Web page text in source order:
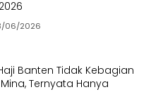
06/2026
Banten Tidak Kebagian
Ternyata Hanya